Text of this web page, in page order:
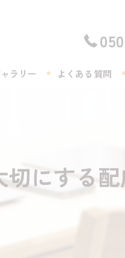
ラリー よくある質問
にする